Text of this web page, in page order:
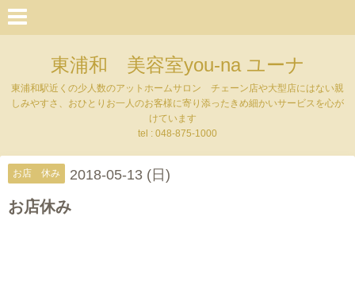
東浦和 美容室you-na ユーナ
東浦和駅近くの少人数のアットホームサロン チェーン店や大型店にはない親
しみやすさ、おひとりお一人のお客様に寄り添ったきめ細かいサービスを心が
けています
tel : 048-875-1000
お店 休み 2018-05-13 (日)
お店休み